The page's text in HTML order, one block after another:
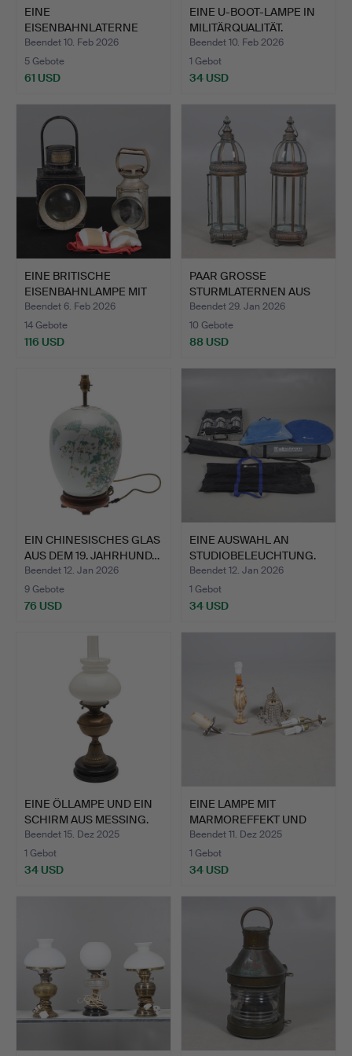
EINE
EISENBAHNLATERNE
VON 1945 UND EINE RO…
Beendet 10. Feb 2026
5 Gebote
61 USD
EINE U-BOOT-LAMPE IN
MILITÄRQUALITÄT.
Beendet 10. Feb 2026
1 Gebot
34 USD
EINE BRITISCHE
EISENBAHNLAMPE MIT
ZUSÄTZLI…
Beendet 6. Feb 2026
14 Gebote
116 USD
PAAR GROSSE
STURMLATERNEN AUS
METALL UND G…
Beendet 29. Jan 2026
10 Gebote
88 USD
EIN CHINESISCHES GLAS
AUS DEM 19. JAHRHUND…
Beendet 12. Jan 2026
9 Gebote
76 USD
EINE AUSWAHL AN
STUDIOBELEUCHTUNG.
Beendet 12. Jan 2026
1 Gebot
34 USD
EINE ÖLLAMPE UND EIN
SCHIRM AUS MESSING.
Beendet 15. Dez 2025
1 Gebot
34 USD
EINE LAMPE MIT
MARMOREFFEKT UND
ZWEI WEITE…
Beendet 11. Dez 2025
1 Gebot
34 USD